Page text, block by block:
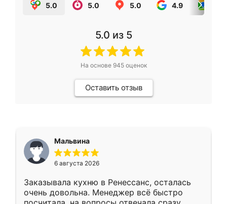
5.0 5.0 5.0 4.9
5.0 из 5
На основе 945оценок
Оставить отзыв
Мальвина
6 августа 2026
Заказывала кухню в Ренессанс, осталась
очень довольна. Менеджер всё быстро